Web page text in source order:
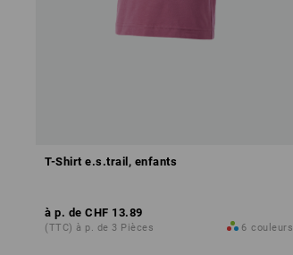
T-Shirt e.s.trail, enfants
à p. de CHF 13.89
(TTC) à p. de 3 Pièces 6 couleurs